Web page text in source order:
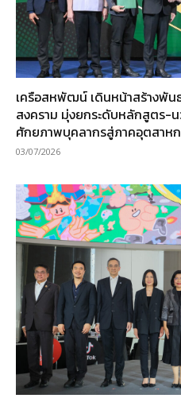
เครือสหพัฒน์ เดินหน้าสร้างพั
สงคราม มุ่งยกระดับหลักสูตร-
ศักยภาพบุคลากรสู่ภาคอุตสาห
03/07/2026